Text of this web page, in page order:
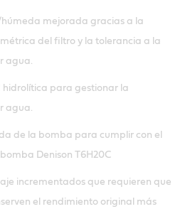
mejorada gracias a la
del filtro y la tolerancia a la
agua.
hidrolítica para gestionar la
agua.
de la bomba para cumplir con el
Denison T6H20C
incrementados que requieren que
el rendimiento original más